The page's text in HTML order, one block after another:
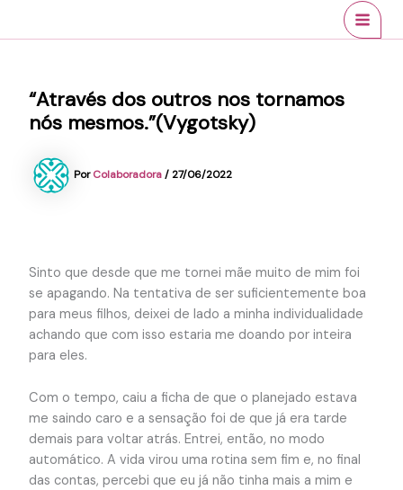
“Através dos outros nos tornamos
nós mesmos.”(Vygotsky)
PorColaboradora/27/06/2022
Sinto que desde que me tornei mãe muito de mim foi
se apagando. Na tentativa de ser suficientemente boa
para meus filhos, deixei de lado a minha individualidade
achando que com isso estaria me doando por inteira
para eles.
Com o tempo, caiu a ficha de que o planejado estava
me saindo caro e a sensação foi de que já era tarde
demais para voltar atrás. Entrei, então, no modo
automático. A vida virou uma rotina sem fim e, no final
das contas, percebi que eu já não tinha mais a mim e